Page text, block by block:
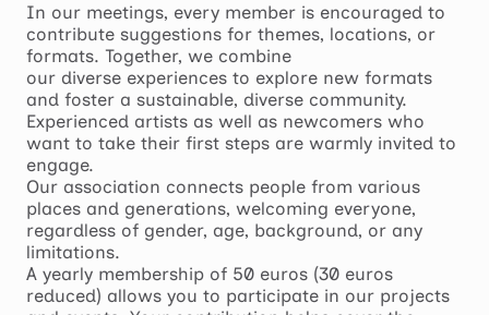
In our meetings, every member is encouraged to
contribute suggestions for themes, locations, or
formats. Together, we combine
our diverse experiences to explore new formats
and foster a sustainable, diverse community.
Experienced artists as well as newcomers who
want to take their first steps are warmly invited to
engage.
Our association connects people from various
places and generations, welcoming everyone,
regardless of gender, age, background, or any
limitations.
A yearly membership of 50 euros (30 euros
reduced) allows you to participate in our projects